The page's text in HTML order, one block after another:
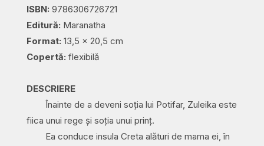
ISBN: 9786306726721
Editură: Maranatha
Format: 13,5 x 20,5 cm
Copertă: flexibilă
DESCRIERE
Înainte de a deveni soția lui Potifar, Zuleika este
fiica unui rege și soția unui prinț.
Ea conduce insula Creta alături de mama ei, în